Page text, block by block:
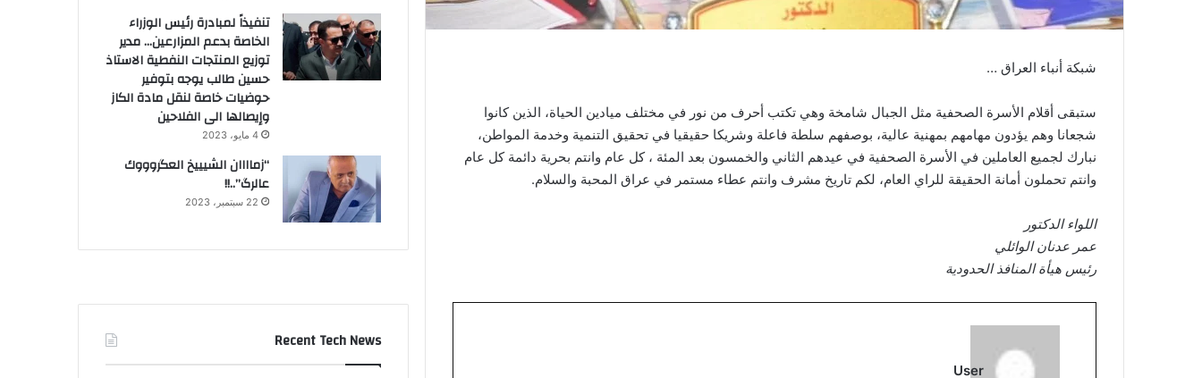
شبكة أنباء العراق …
ستبقى أقلام الأسرة الصحفية مثل الجبال شامخة وهي تكتب أحرف من نور في مختلف ميادين الحياة، الذين كانوا
شجعانا وهم يؤدون مهامهم بمهنية عالية، بوصفهم سلطة فاعلة وشريكا حقيقيا في تحقيق التنمية وخدمة المواطن،
نبارك لجميع العاملين في الأسرة الصحفية في عيدهم الثاني والخمسون بعد المئة ، كل عام وانتم بحرية دائمة كل عام
وانتم تحملون أمانة الحقيقة للراي العام، لكم تاريخ مشرف وانتم عطاء مستمر في عراق المحبة والسلام.
اللواء الدكتور
عمر عدنان الوائلي
رئيس هيأة المنافذ الحدودية
User
تنفيذاً لمبادرة رئيس الوزراء
الخاصة بدعم المزارعين… مدير
توزيع المنتجات النفطية الاستاذ
حسين طالب يوجه بتوفير
حوضيات خاصة لنقل مادة الكاز
وإيصالها الى الفلاحين
4 مايو، 2023
“زماااان الشيييخ العگروووك
عالرگ”..!!
22 سبتمبر، 2023
Recent Tech News